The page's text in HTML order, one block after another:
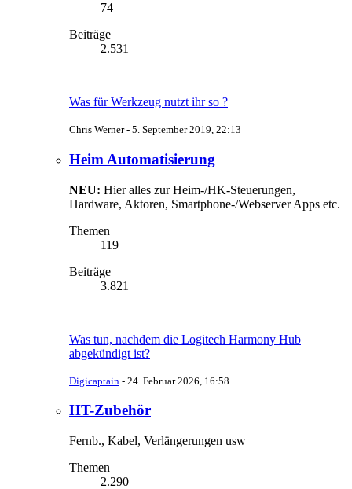
74
Beiträge
2.531
Was für Werkzeug nutzt ihr so ?
Chris Werner - 5. September 2019, 22:13
Heim Automatisierung
NEU: Hier alles zur Heim-/HK-Steuerungen,
Hardware, Aktoren, Smartphone-/Webserver Apps etc.
Themen
119
Beiträge
3.821
Was tun, nachdem die Logitech Harmony Hub
abgekündigt ist?
Digicaptain - 24. Februar 2026, 16:58
HT-Zubehör
Fernb., Kabel, Verlängerungen usw
Themen
2.290